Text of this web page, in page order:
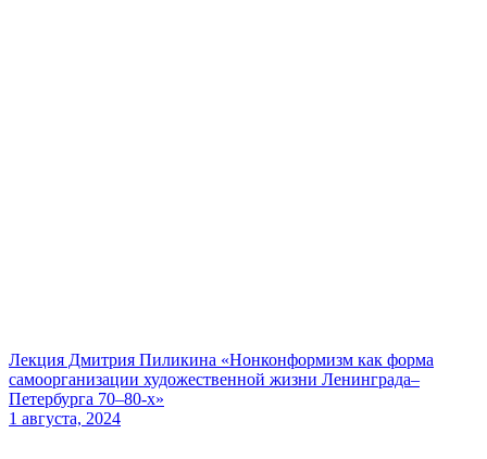
Лекция Дмитрия Пиликина «Нонконформизм как форма
самоорганизации художественной жизни Ленинграда–
Петербурга 70–80-х»
1 августа, 2024